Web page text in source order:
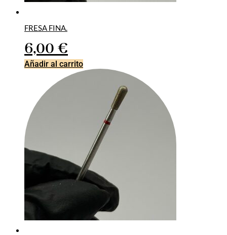
FRESA FINA.
6,00€
Añadir al carrito